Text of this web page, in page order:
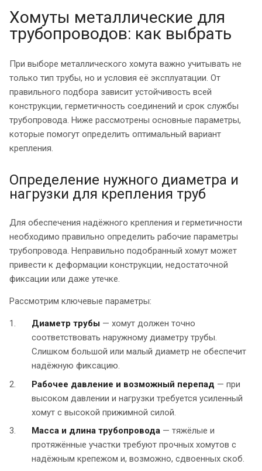
Хомуты металлические для
трубопроводов: как выбрать
При выборе металлического хомута важно учитывать не
только тип трубы, но и условия её эксплуатации. От
правильного подбора зависит устойчивость всей
конструкции, герметичность соединений и срок службы
трубопровода. Ниже рассмотрены основные параметры,
которые помогут определить оптимальный вариант
крепления.
Определение нужного диаметра и
нагрузки для крепления труб
Для обеспечения надёжного крепления и герметичности
необходимо правильно определить рабочие параметры
трубопровода. Неправильно подобранный хомут может
привести к деформации конструкции, недостаточной
фиксации или даже утечке.
Рассмотрим ключевые параметры:
Диаметр трубы— хомут должен точно
соответствовать наружному диаметру трубы.
Слишком большой или малый диаметр не обеспечит
надёжную фиксацию.
Рабочее давление и возможный перепад — при
высоком давлении и нагрузки требуется усиленный
хомут с высокой прижимной силой.
Масса и длина трубопровода— тяжёлые и
протяжённые участки требуют прочных хомутов с
надёжным крепежом и, возможно, сдвоенных скоб.